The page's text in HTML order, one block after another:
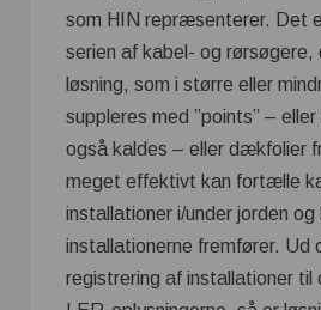
som HIN repræsenterer. Det
serien af kabel- og rørsøgere,
løsning, som i større eller
suppleres med ”points” –
også kaldes – eller dækfolier
meget effektivt kan fortælle
installationer i/under jorden og
installationerne fremfører. Ud
registrering af installationer til